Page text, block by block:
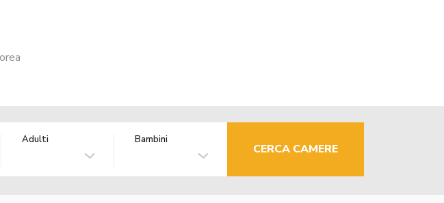
Adulti Bambini
CERCA CAMERE